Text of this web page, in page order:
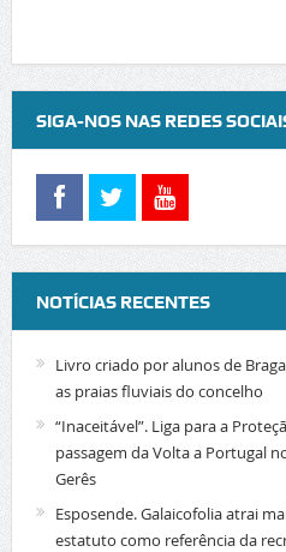
SIGA-NOS NAS REDES
NOTÍCIAS RECENTES
Livro criado por alunos de
as praias fluviais do concelho
“Inaceitável”. Liga para a
passagem da Volta a Portugal
Gerês
Esposende. Galaicofolia atrai
estatuto como referência da